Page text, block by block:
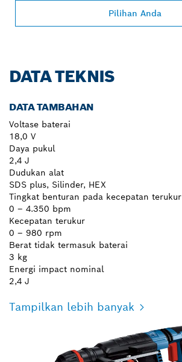
Pilihan Anda
DATA TEKNIS
DATA TAMBAHAN
Voltase baterai
18,0 V
Daya pukul
2,4 J
Dudukan alat
SDS plus, Silinder, HEX
Tingkat benturan pada kecepatan terukur
0 – 4.350 bpm
Kecepatan terukur
0 – 980 rpm
Berat tidak termasuk baterai
3 kg
Energi impact nominal
2,4 J
Tampilkan lebih banyak